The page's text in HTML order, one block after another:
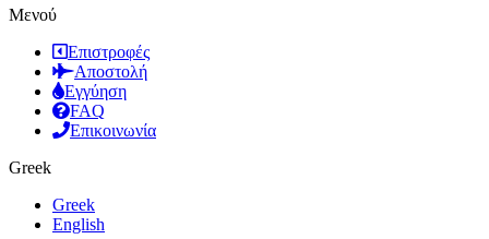
Μενού
Επιστροφές
Αποστολή
Εγγύηση
FAQ
Επικοινωνία
Greek
Greek
English